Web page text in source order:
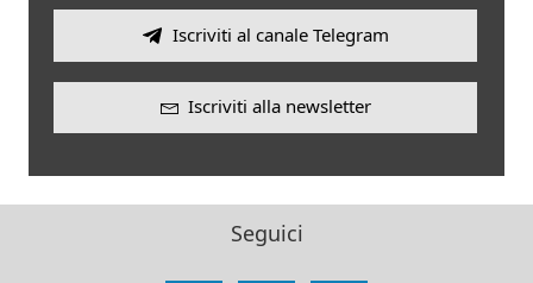
Iscriviti al canale Telegram
Iscriviti alla newsletter
Seguici